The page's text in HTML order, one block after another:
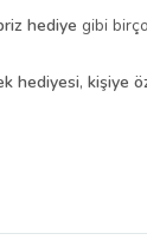
hediye gibi
hediyesi, kişiye